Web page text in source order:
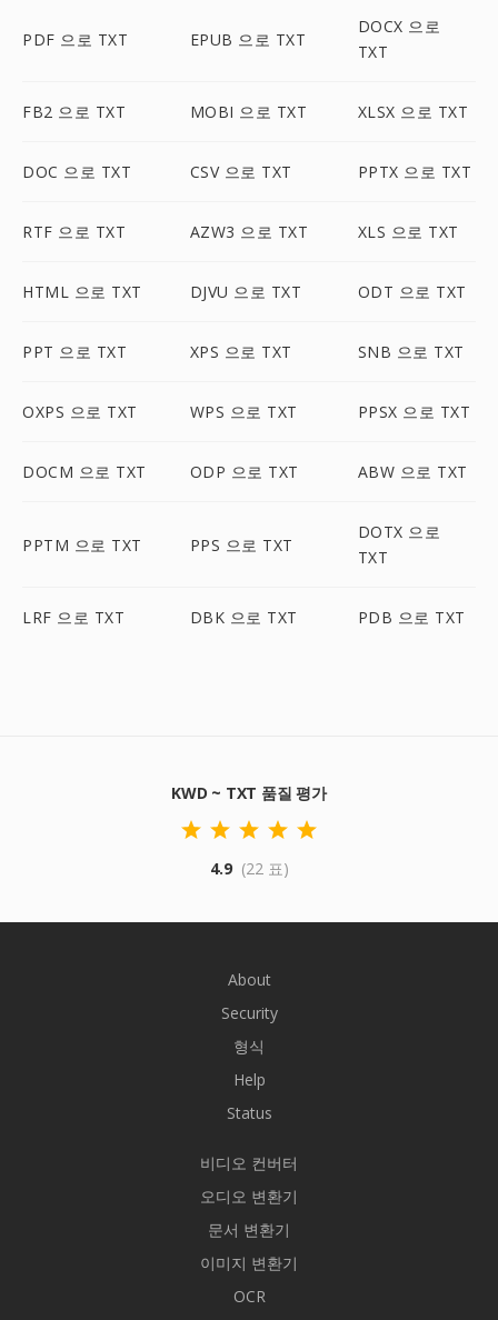
PDF 으로 TXT EPUB 으로 TXT
DOCX 으로
TXT
FB2 으로 TXT MOBI 으로 TXT XLSX 으로 TXT
DOC 으로 TXT CSV 으로 TXT PPTX 으로 TXT
RTF 으로 TXT AZW3 으로 TXT XLS 으로 TXT
HTML 으로 TXT DJVU 으로 TXT ODT 으로 TXT
PPT 으로 TXT XPS 으로 TXT SNB 으로 TXT
OXPS 으로 TXT WPS 으로 TXT PPSX 으로 TXT
DOCM 으로 TXT ODP 으로 TXT ABW 으로 TXT
PPTM 으로 TXT PPS 으로 TXT
DOTX 으로
TXT
LRF 으로 TXT DBK 으로 TXT PDB 으로 TXT
KWD ~ TXT 품질 평가
4.9 (22 표)
About
Security
형식
Help
Status
비디오 컨버터
오디오 변환기
문서 변환기
이미지 변환기
OCR